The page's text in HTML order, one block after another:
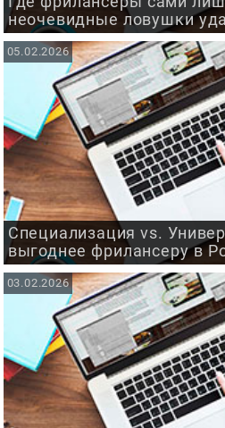
неочевидные ловушки
Специализация vs.
выгоднее фрилансеру в
05.02.2026
03.02.2026